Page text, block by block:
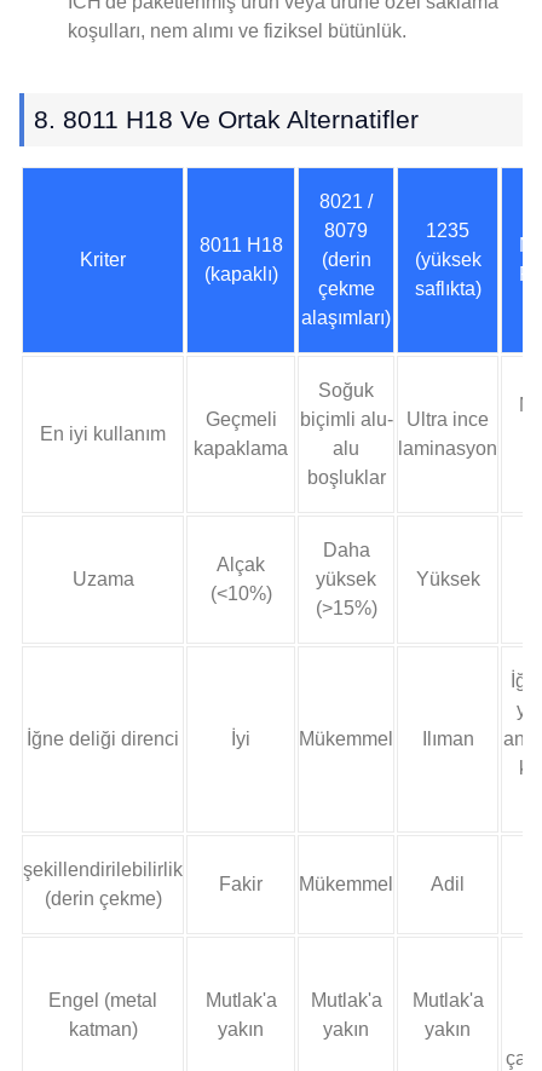
koşulları, nem alımı ve fiziksel bütünlük.
8. 8011 H18 Ve Ortak Alternatifler
Kriter
8011 H18
(kapaklı)
8021 /
8079
(derin
çekme
alaşımları)
1235
(yüksek
saflıkta)
En iyi kullanım
Geçmeli
kapaklama
Soğuk
biçimli alu-
alu
boşluklar
Ultra ince
laminasyon
Uzama
Alçak
(<10%)
Daha
yüksek
(>15%)
Yüksek
İğne deliği direnci İyi Mükemmel Ilıman
şekillendirilebilirlik
(derin çekme)
Fakir Mükemmel Adil
Engel (metal
katman)
Mutlak'a
yakın
Mutlak'a
yakın
Mutlak'a
yakın